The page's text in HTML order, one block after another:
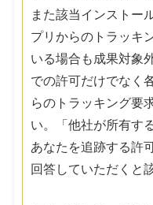
また該当インストー
プリからのトラッキ
いる場合も成果対象
での許可だけでなく
らのトラッキング要
い。「他社が所有す
あなたを追跡する許
回答していただくと